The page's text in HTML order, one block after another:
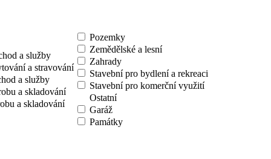
a služby
a stravování
a služby
a skladování
a skladování
Pozemky
Zemědělské a lesní
Zahrady
Stavební pro bydlení a rekreaci
Stavební pro komerční využití
Ostatní
Garáž
Památky